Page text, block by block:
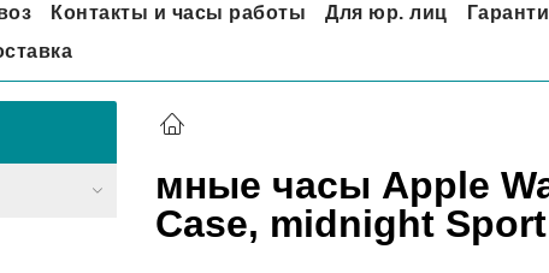
Контакты и часы работы Для юр. лиц
мные часы Apple
Case, midnight